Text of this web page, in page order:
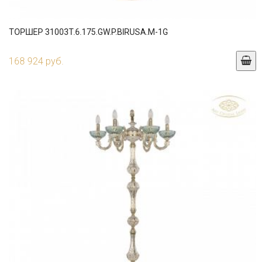
ТОРШЕР 31003T.6.175.GW.P.BIRUSA.M-1G
168 924 руб.